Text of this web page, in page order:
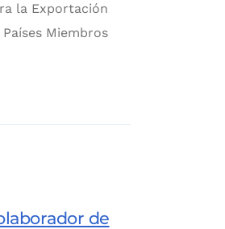
la Exportación
Miembros
de